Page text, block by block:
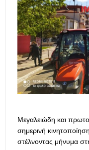
Μεγαλειώδη και
σημερινή
στέλνοντας μήνυμα